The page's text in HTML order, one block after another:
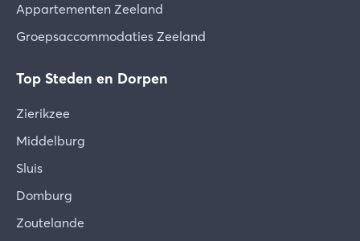
Appartementen Zeeland
Groepsaccommodaties Zeeland
Top Steden en Dorpen
Zierikzee
Middelburg
Sluis
Domburg
Zoutelande